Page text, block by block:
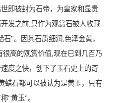
即被封为石帝，为皇家和显贵
发之前,只作为观赏石被人收藏
"。因其石质细润,色泽金黄，
高的观赏价值,现在已到几百乃
度之快，创下了玉石史上的奇
蜡石都可以被认为是黄玉，只有
"黄玉"。